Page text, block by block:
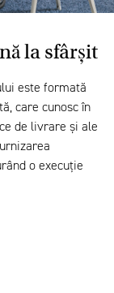
la sfârșit
este formată
care cunosc în
de livrare și ale
o execuție